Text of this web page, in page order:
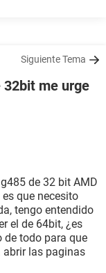
Siguiente Tema
32bit me urge
de 32 bit AMD
que necesito
tengo entendido
el de 64bit, ¿es
de todo para que
abrir las paginas